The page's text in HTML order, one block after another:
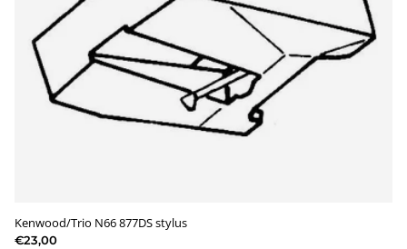
Kenwood/Trio N66 877DS stylus
€23,00